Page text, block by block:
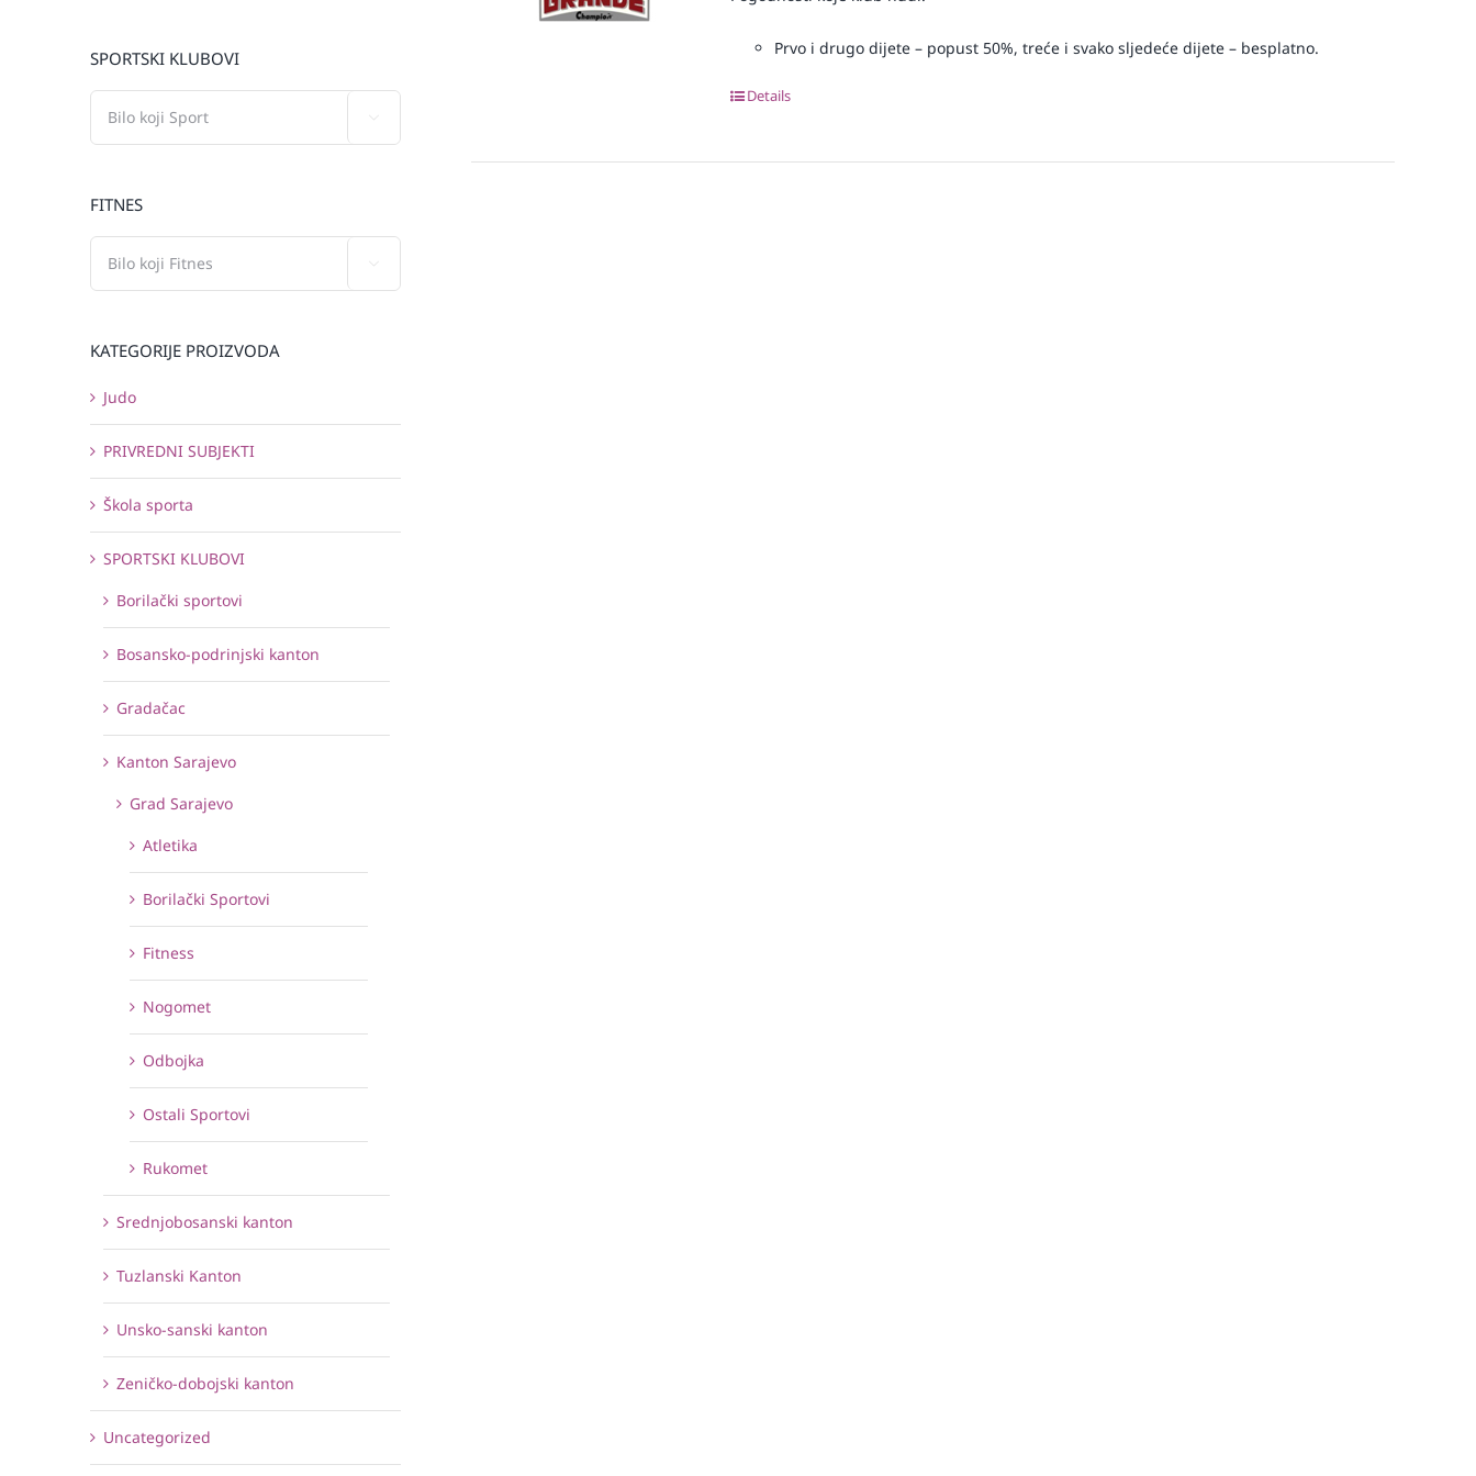
Prvo i drugo dijete – popust 50%, treće i svako sljedeće dijete – besplatno.
Details
SPORTSKI KLUBOVI
FITNES
KATEGORIJE PROIZVODA
Judo
PRIVREDNI SUBJEKTI
Škola sporta
SPORTSKI KLUBOVI
Borilački sportovi
Bosansko-podrinjski kanton
Gradačac
Kanton Sarajevo
Grad Sarajevo
Atletika
Borilački Sportovi
Fitness
Nogomet
Odbojka
Ostali Sportovi
Rukomet
Srednjobosanski kanton
Tuzlanski Kanton
Unsko-sanski kanton
Zeničko-dobojski kanton
Uncategorized